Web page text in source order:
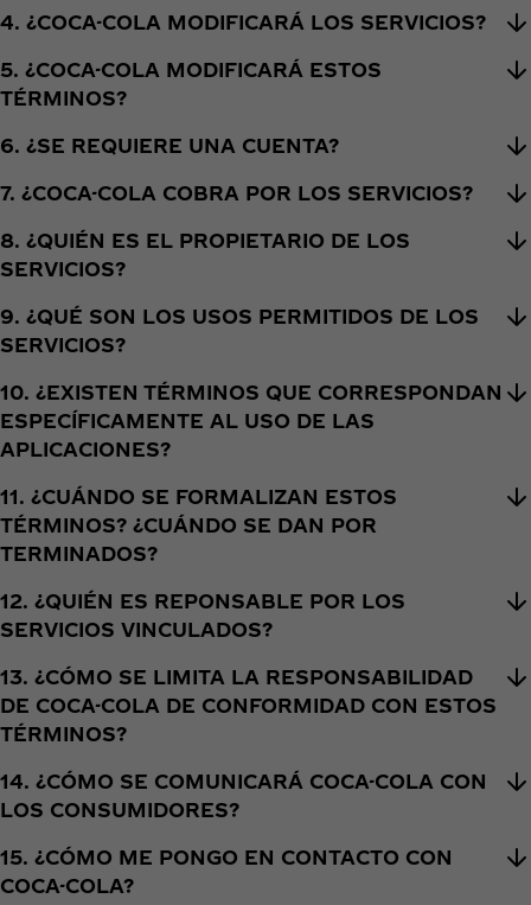
4. ¿COCA-COLA MODIFICARÁ LOS SERVICIOS?
5. ¿COCA-COLA MODIFICARÁ ESTOS
TÉRMINOS?
6. ¿SE REQUIERE UNA CUENTA?
7. ¿COCA-COLA COBRA POR LOS SERVICIOS?
8. ¿QUIÉN ES EL PROPIETARIO DE LOS
SERVICIOS?
9. ¿QUÉ SON LOS USOS PERMITIDOS DE LOS
SERVICIOS?
10. ¿EXISTEN TÉRMINOS QUE CORRESPONDAN
ESPECÍFICAMENTE AL USO DE LAS
APLICACIONES?
11. ¿CUÁNDO SE FORMALIZAN ESTOS
TÉRMINOS? ¿CUÁNDO SE DAN POR
TERMINADOS?
12. ¿QUIÉN ES REPONSABLE POR LOS
SERVICIOS VINCULADOS?
13. ¿CÓMO SE LIMITA LA RESPONSABILIDAD
DE COCA-COLA DE CONFORMIDAD CON ESTOS
TÉRMINOS?
14. ¿CÓMO SE COMUNICARÁ COCA-COLA CON
LOS CONSUMIDORES?
15. ¿CÓMO ME PONGO EN CONTACTO CON
COCA-COLA?